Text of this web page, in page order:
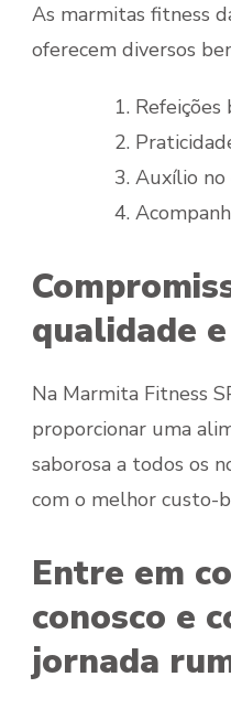
As marmitas fitness
oferecem diversos
Refeições
Auxílio no
qualidade
Na Marmita Fitness
proporcionar uma
saborosa a todos os
com o melhor custo-
Entre em
conosco e
jornada